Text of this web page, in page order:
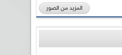
المزيد من الصور